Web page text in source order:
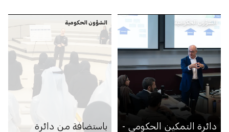
الشؤون الحكومية
دائرة التمكين الحكومي -
الشؤون الحكومية
باستضافة من دائرة